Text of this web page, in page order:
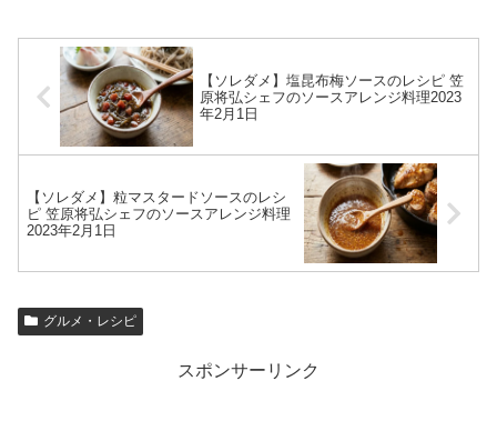
【ソレダメ】塩昆布梅ソースのレシピ 笠
原将弘シェフのソースアレンジ料理2023
年2月1日
【ソレダメ】粒マスタードソースのレシ
ピ 笠原将弘シェフのソースアレンジ料理
2023年2月1日
グルメ・レシピ
スポンサーリンク